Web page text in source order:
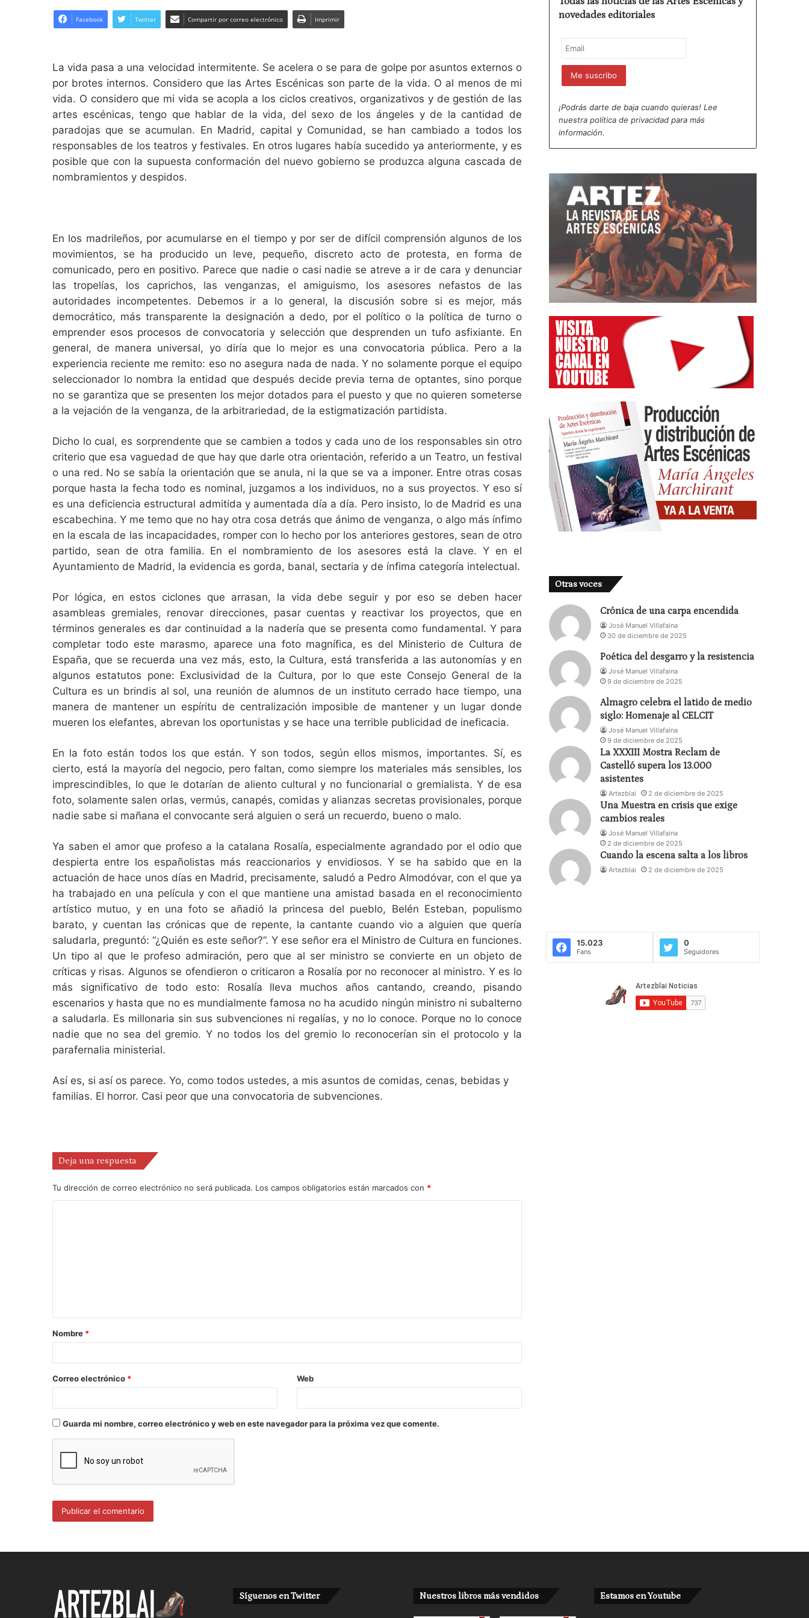
Facebook Twitter Compartir por correo electrónico Imprimir
La vida pasa a una velocidad intermitente. Se acelera o se para de golpe por asuntos externos o
por brotes internos. Considero que las Artes Escénicas son parte de la vida. O al menos de mi
vida. O considero que mi vida se acopla a los ciclos creativos, organizativos y de gestión de las
artes escénicas, tengo que hablar de la vida, del sexo de los ángeles y de la cantidad de
paradojas que se acumulan. En Madrid, capital y Comunidad, se han cambiado a todos los
responsables de los teatros y festivales. En otros lugares había sucedido ya anteriormente, y es
posible que con la supuesta conformación del nuevo gobierno se produzca alguna cascada de
nombramientos y despidos.
En los madrileños, por acumularse en el tiempo y por ser de difícil comprensión algunos de los
movimientos, se ha producido un leve, pequeño, discreto acto de protesta, en forma de
comunicado, pero en positivo. Parece que nadie o casi nadie se atreve a ir de cara y denunciar
las tropelías, los caprichos, las venganzas, el amiguismo, los asesores nefastos de las
autoridades incompetentes. Debemos ir a lo general, la discusión sobre si es mejor, más
democrático, más transparente la designación a dedo, por el político o la política de turno o
emprender esos procesos de convocatoria y selección que desprenden un tufo asfixiante. En
general, de manera universal, yo diría que lo mejor es una convocatoria pública. Pero a la
experiencia reciente me remito: eso no asegura nada de nada. Y no solamente porque el equipo
seleccionador lo nombra la entidad que después decide previa terna de optantes, sino porque
no se garantiza que se presenten los mejor dotados para el puesto y que no quieren someterse
a la vejación de la venganza, de la arbitrariedad, de la estigmatización partidista.
Dicho lo cual, es sorprendente que se cambien a todos y cada uno de los responsables sin otro
criterio que esa vaguedad de que hay que darle otra orientación, referido a un Teatro, un festival
o una red. No se sabía la orientación que se anula, ni la que se va a imponer. Entre otras cosas
porque hasta la fecha todo es nominal, juzgamos a los individuos, no a sus proyectos. Y eso sí
es una deficiencia estructural admitida y aumentada día a día. Pero insisto, lo de Madrid es una
escabechina. Y me temo que no hay otra cosa detrás que ánimo de venganza, o algo más ínfimo
en la escala de las incapacidades, romper con lo hecho por los anteriores gestores, sean de otro
partido, sean de otra familia. En el nombramiento de los asesores está la clave. Y en el
Ayuntamiento de Madrid, la evidencia es gorda, banal, sectaria y de ínfima categoría intelectual.
Por lógica, en estos ciclones que arrasan, la vida debe seguir y por eso se deben hacer
asambleas gremiales, renovar direcciones, pasar cuentas y reactivar los proyectos, que en
términos generales es dar continuidad a la nadería que se presenta como fundamental. Y para
completar todo este marasmo, aparece una foto magnífica, es del Ministerio de Cultura de
España, que se recuerda una vez más, esto, la Cultura, está transferida a las autonomías y en
algunos estatutos pone: Exclusividad de la Cultura, por lo que este Consejo General de la
Cultura es un brindis al sol, una reunión de alumnos de un instituto cerrado hace tiempo, una
manera de mantener un espíritu de centralización imposible de mantener y un lugar donde
mueren los elefantes, abrevan los oportunistas y se hace una terrible publicidad de ineficacia.
En la foto están todos los que están. Y son todos, según ellos mismos, importantes. Sí, es
cierto, está la mayoría del negocio, pero faltan, como siempre los materiales más sensibles, los
imprescindibles, lo que le dotarían de aliento cultural y no funcionarial o gremialista. Y de esa
foto, solamente salen orlas, vermús, canapés, comidas y alianzas secretas provisionales, porque
nadie sabe si mañana el convocante será alguien o será un recuerdo, bueno o malo.
Ya saben el amor que profeso a la catalana Rosalía, especialmente agrandado por el odio que
despierta entre los españolistas más reaccionarios y envidiosos. Y se ha sabido que en la
actuación de hace unos días en Madrid, precisamente, saludó a Pedro Almodóvar, con el que ya
ha trabajado en una película y con el que mantiene una amistad basada en el reconocimiento
artístico mutuo, y en una foto se añadió la princesa del pueblo, Belén Esteban, populismo
barato, y cuentan las crónicas que de repente, la cantante cuando vio a alguien que quería
saludarla, preguntó: “¿Quién es este señor?”. Y ese señor era el Ministro de Cultura en funciones.
Un tipo al que le profeso admiración, pero que al ser ministro se convierte en un objeto de
críticas y risas. Algunos se ofendieron o criticaron a Rosalía por no reconocer al ministro. Y es lo
más significativo de todo esto: Rosalía lleva muchos años cantando, creando, pisando
escenarios y hasta que no es mundialmente famosa no ha acudido ningún ministro ni subalterno
a saludarla. Es millonaria sin sus subvenciones ni regalías, y no lo conoce. Porque no lo conoce
nadie que no sea del gremio. Y no todos los del gremio lo reconocerían sin el protocolo y la
parafernalia ministerial.
Así es, si así os parece. Yo, como todos ustedes, a mis asuntos de comidas, cenas, bebidas y
familias. El horror. Casi peor que una convocatoria de subvenciones.
Deja una respuesta
Tu dirección de correo electrónico no será publicada. Los campos obligatorios están marcados con *
Nombre *
Correo electrónico * Web
Guarda mi nombre, correo electrónico y web en este navegador para la próxima vez que comente.
novedades editoriales
¡Podrás darte de baja cuando quieras! Lee
nuestrapolítica de privacidad para más
información.
Otras voces
Crónica de una carpa encendida
José Manuel Villafaina
30 de diciembre de 2025
Poética del desgarro y la resistencia
José Manuel Villafaina
9 de diciembre de 2025
Almagro celebra el latido de medio
siglo: Homenaje al CELCIT
José Manuel Villafaina
9 de diciembre de 2025
La XXXIII Mostra Reclam de
Castelló supera los 13.000
asistentes
Artezblai 2 de diciembre de 2025
Una Muestra en crisis que exige
cambios reales
José Manuel Villafaina
2 de diciembre de 2025
Cuando la escena salta a los libros
Artezblai 2 de diciembre de 2025
15.023
Fans
0
Seguidores
Síguenos en Twitter Nuestros libros más vendidos Estamos en Youtube